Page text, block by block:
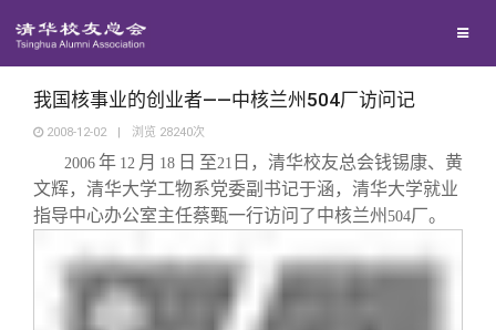
西南联大校友会
义工计划
新媒体平台
青春风采
校友文苑
校友讲坛
我国核事业的创业者——中核兰州504厂访问记
2008-12-02 | 浏览 28240次
2006 年 12 月 18 日 至21 日，清华校友总会钱锡康、黄
文辉，清华大学工物系党委副书记于涵，清华大学就业
指导中心办公室主任蔡甄一行访问了中核兰州 504厂。